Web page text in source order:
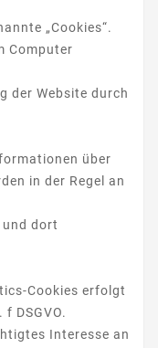
„Cookies“.
Computer
der Website durch
über
in der Regel an
und dort
Cookies erfolgt
DSGVO.
Interesse an